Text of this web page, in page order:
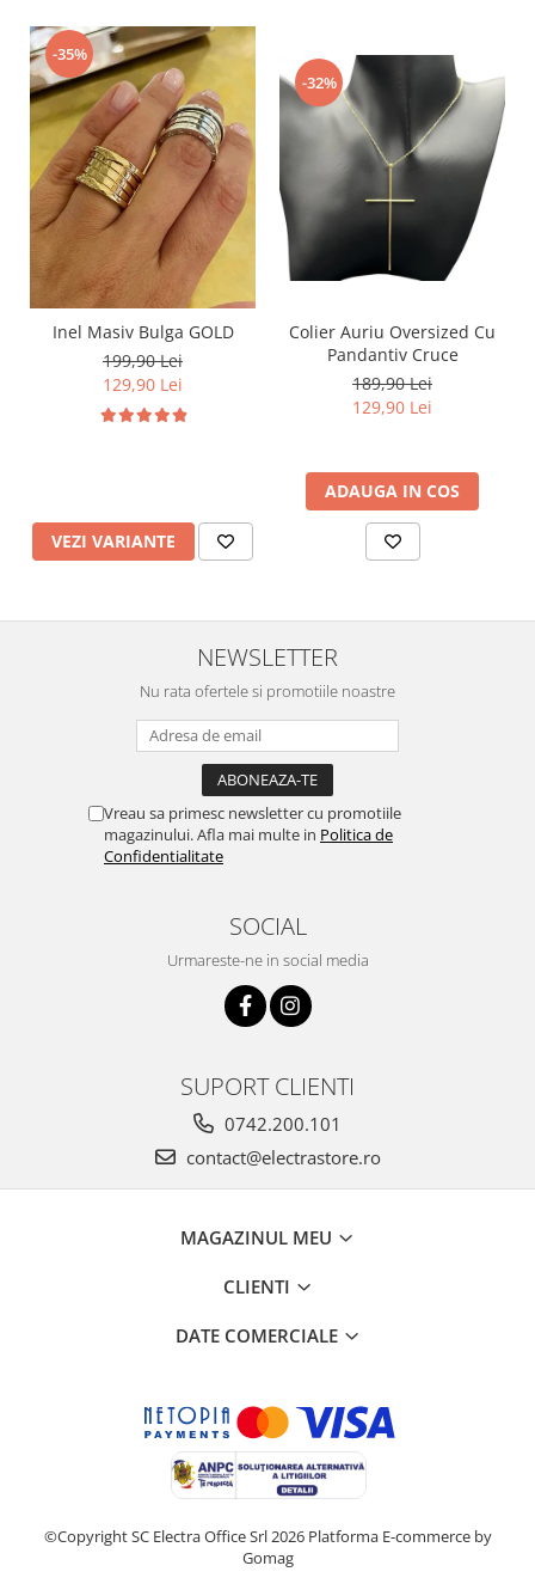
-35%
Inel Masiv Bulga GOLD
199,90 Lei
129,90 Lei
VEZI VARIANTE
-32%
Colier Auriu Oversized Cu
Pandantiv Cruce
189,90 Lei
129,90 Lei
ADAUGA IN COS
NEWSLETTER
Nu rata ofertele si promotiile noastre
Vreau sa primesc newsletter cu promotiile
magazinului. Afla mai multe in Politica de
Confidentialitate
SOCIAL
Urmareste-ne in social media
SUPORT CLIENTI
0742.200.101
contact@electrastore.ro
MAGAZINUL MEU
CLIENTI
DATE COMERCIALE
©Copyright SC Electra Office Srl 2026 Platforma E-commerce by
Gomag